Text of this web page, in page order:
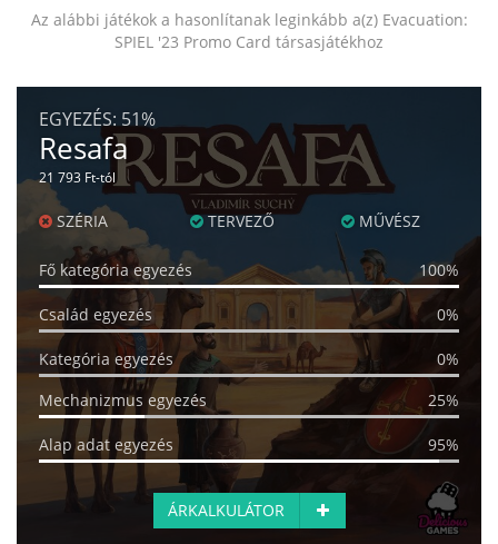
Az alábbi játékok a hasonlítanak leginkább a(z) Evacuation:
SPIEL '23 Promo Card társasjátékhoz
EGYEZÉS: 51%
Resafa
21 793 Ft-tól
SZÉRIA TERVEZŐ MŰVÉSZ
Fő kategória egyezés 100%
Család egyezés 0%
Kategória egyezés
0%
Mechanizmus egyezés
25%
Alap adat egyezés 95%
ÁRKALKULÁTOR